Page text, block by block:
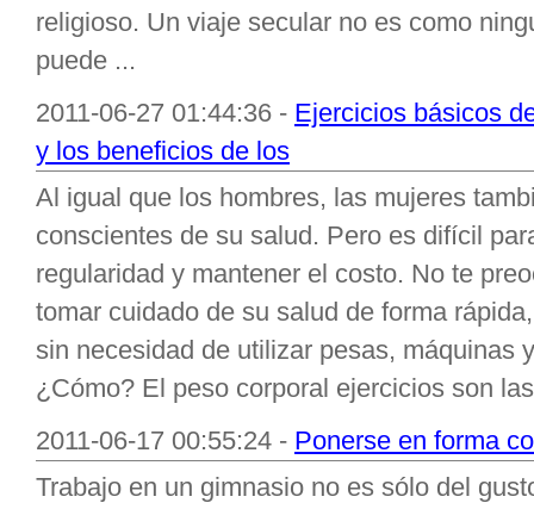
religioso. Un viaje secular no es como
puede ...
2011-06-27 01:44:36 - Ejercicios básicos
y los beneficios de los
Al igual que los hombres, las mujeres
conscientes de su salud. Pero es difícil
regularidad y mantener el costo. No te
tomar cuidado de su salud de forma
sin necesidad de utilizar pesas, máquinas
¿Cómo? El peso corporal ejercicios son
2011-06-17 00:55:24 - Ponerse en forma
Trabajo en un gimnasio no es sólo del